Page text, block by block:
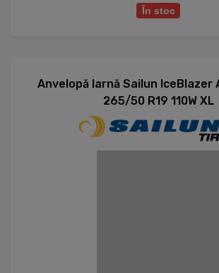
În stoc
Anvelopă Iarnă Sailun IceBlazer
265/50 R19 110W XL